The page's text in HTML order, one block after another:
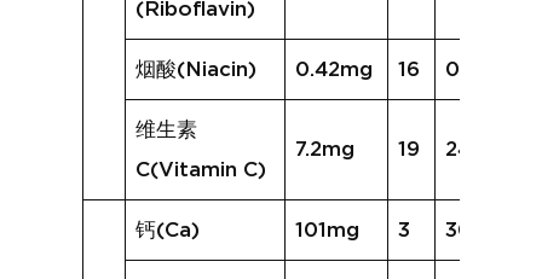
(Riboflavin)
烟酸(Niacin) 0.42mg 16 0.82mg
维生素
C(Vitamin C)
7.2mg 19 24.7mg
钙(Ca) 101mg 3 30mg